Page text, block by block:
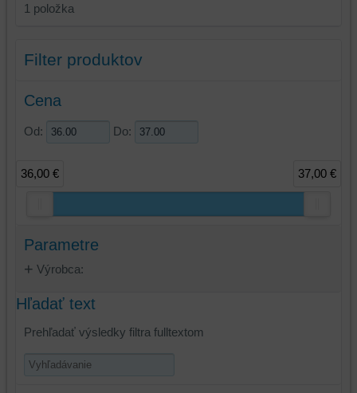
1 položka
Filter produktov
Cena
Od: Do:
36,00 € 37,00 €
Parametre
Výrobca:
Hľadať text
Prehľadať výsledky filtra fulltextom